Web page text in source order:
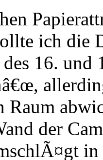
ich die
16. und
Raum
der
in